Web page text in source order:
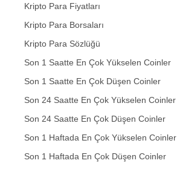
Kripto Para Fiyatları
Kripto Para Borsaları
Kripto Para Sözlüğü
Son 1 Saatte En Çok Yükselen Coinler
Son 1 Saatte En Çok Düşen Coinler
Son 24 Saatte En Çok Yükselen Coinler
Son 24 Saatte En Çok Düşen Coinler
Son 1 Haftada En Çok Yükselen Coinler
Son 1 Haftada En Çok Düşen Coinler